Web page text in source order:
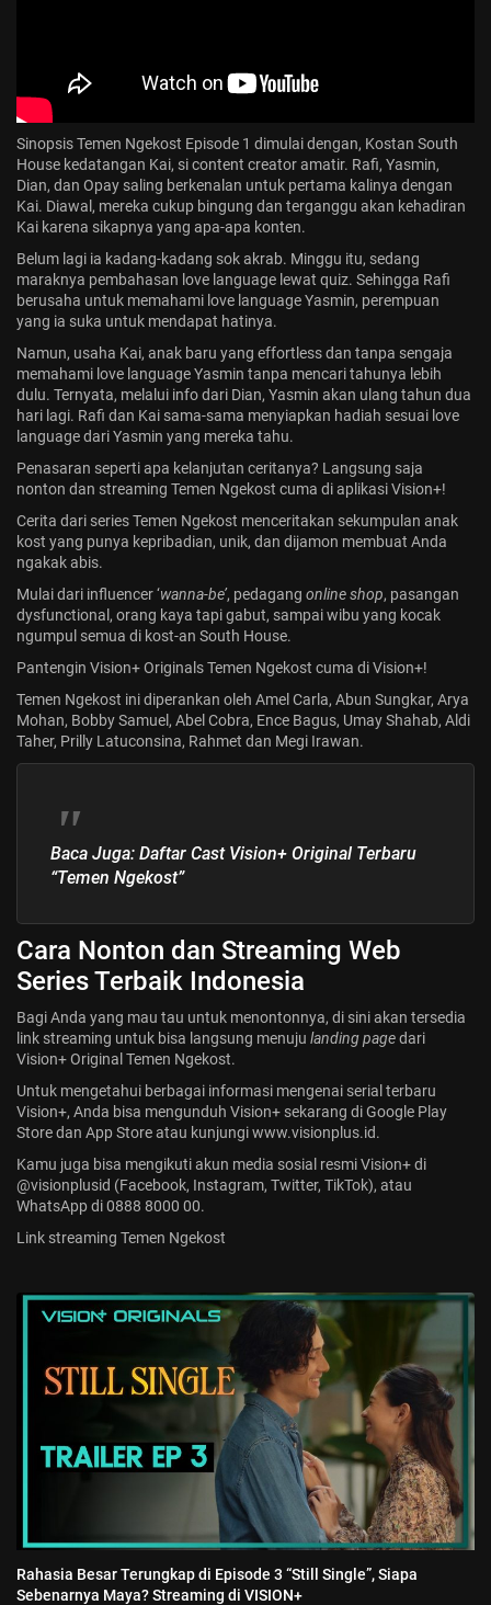
Rahasia Besar Terungkap di Episode 3 “Still Single”, Siapa
Sebenarnya Maya? Streaming di VISION+
Sinopsis Temen Ngekost Episode 1 dimulai dengan, Kostan South
House kedatangan Kai, si content creator amatir. Rafi, Yasmin,
Dian, dan Opay saling berkenalan untuk pertama kalinya dengan
Kai. Diawal, mereka cukup bingung dan terganggu akan kehadiran
Kai karena sikapnya yang apa-apa konten.
Belum lagi ia kadang-kadang sok akrab. Minggu itu, sedang
maraknya pembahasan love language lewat quiz. Sehingga Rafi
berusaha untuk memahami love language Yasmin, perempuan
yang ia suka untuk mendapat hatinya.
Namun, usaha Kai, anak baru yang effortless dan tanpa sengaja
memahami love language Yasmin tanpa mencari tahunya lebih
dulu. Ternyata, melalui info dari Dian, Yasmin akan ulang tahun dua
hari lagi. Rafi dan Kai sama-sama menyiapkan hadiah sesuai love
language dari Yasmin yang mereka tahu.
Penasaran seperti apa kelanjutan ceritanya? Langsung saja
nonton dan streaming Temen Ngekost cuma diaplikasi Vision+!
Cerita dari series Temen Ngekost menceritakan sekumpulan anak
kost yang punya kepribadian, unik, dan dijamon membuat Anda
ngakak abis.
Mulai dari influencer ‘wanna-be’, pedagang online shop, pasangan
dysfunctional, orang kaya tapi gabut, sampai wibu yang kocak
ngumpul semua di kost-an South House.
Pantengin Vision+ Originals Temen Ngekost cuma di Vision+!
Temen Ngekost ini diperankan oleh Amel Carla, Abun Sungkar, Arya
Mohan, Bobby Samuel, Abel Cobra, Ence Bagus, Umay Shahab, Aldi
Taher, Prilly Latuconsina, Rahmet dan Megi Irawan.
Baca Juga: Daftar Cast Vision+ Original Terbaru
“Temen Ngekost”
Cara Nonton dan Streaming Web
Series Terbaik Indonesia
Bagi Anda yang mau tau untuk menontonnya, di sini akan tersedia
link streaming untuk bisa langsung menuju landing pagedari
Vision+ Original Temen Ngekost.
Untuk mengetahui berbagai informasi mengenai serial terbaru
Vision+, Anda bisa mengunduh Vision+ sekarang di Google Play
Store dan App Store atau kunjungiwww.visionplus.id.
Kamu juga bisa mengikuti akun media sosial resmi Vision+ di
@visionplusid (Facebook, Instagram, Twitter, TikTok), atau
WhatsApp di 0888 8000 00.
Link streaming Temen Ngekost